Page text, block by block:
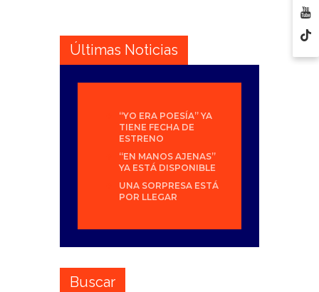
Últimas Noticias
“YO ERA POESÍA” YA
TIENE FECHA DE
ESTRENO
“EN MANOS AJENAS”
YA ESTÁ DISPONIBLE
UNA SORPRESA ESTÁ
POR LLEGAR
Buscar